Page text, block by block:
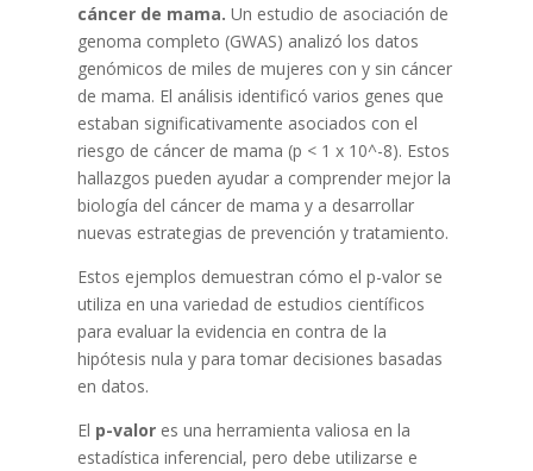
cáncer de mama. Un estudio de asociación de
genoma completo (GWAS) analizó los datos
genómicos de miles de mujeres con y sin cáncer
de mama. El análisis identificó varios genes que
estaban significativamente asociados con el
riesgo de cáncer de mama (p < 1 x 10^-8). Estos
hallazgos pueden ayudar a comprender mejor la
biología del cáncer de mama y a desarrollar
nuevas estrategias de prevención y tratamiento.
Estos ejemplos demuestran cómo el p-valor se
utiliza en una variedad de estudios científicos
para evaluar la evidencia en contra de la
hipótesis nula y para tomar decisiones basadas
en datos.
El p-valores una herramienta valiosa en la
estadística inferencial, pero debe utilizarse e